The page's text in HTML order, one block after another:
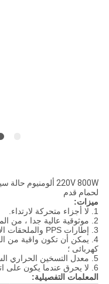
لحمام قدم
ميزات:
1. لا أجزاء متحركة لارتداء.
2. موثوقية عالية جدا ، من المستحيل أن الحرارة الزائدة.
3. إطارات PPS والملحقات الأخرى المتاحة ؛
4. يمكن أن تكون واقية من
كهربائى ؛
5. معدل التسخين الحراري السريع ، تيار تدفق منخفض ؛
6. لا يحرق عندما يكون على اتصال مع الورق ، مباريات أو الملابس.
المعلمات التفصيلية: